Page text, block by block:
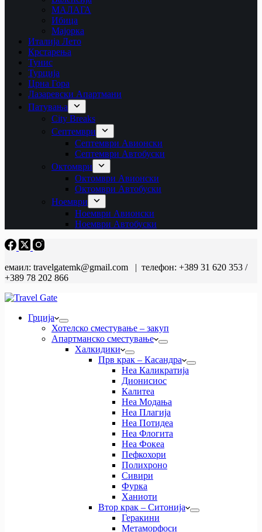
МАЛАГА
Ибица
Мајорка
Италија Лето
Крстарења
Тунис
Турција
Црна Гора
Лазаревски Апартмани
Патувања
City Breaks
Септември
Септември Авионски
Септември Автобуски
Октомври
Октомври Авионски
Октомври Автобуски
Ноември
Ноември Авионски
Ноември Автобуски
емаил: travelgatemk@gmail.com | телефон: +389 31 620 353 /
+389 78 202 866
Грција
Хотелско сместување – закуп
Апартманско сместување
Халкидики
Прв крак – Касандра
Неа Каликратија
Дионисиос
Калитеа
Неа Модања
Неа Плагија
Неа Потидеа
Неа Флогита
Неа Фокеа
Пефкохори
Полихроно
Сивири
Фурка
Ханиоти
Втор крак – Ситонија
Геракини
Метаморфоси